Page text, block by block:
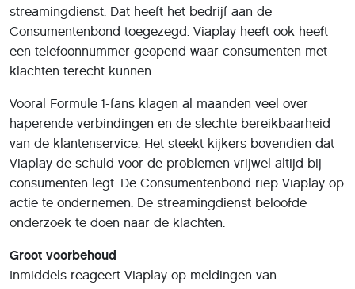
streamingdienst. Dat heeft het bedrijf aan de
Consumentenbond toegezegd. Viaplay heeft ook heeft
een telefoonnummer geopend waar consumenten met
klachten terecht kunnen.
Vooral Formule 1-fans klagen al maanden veel over
haperende verbindingen en de slechte bereikbaarheid
van de klantenservice. Het steekt kijkers bovendien dat
Viaplay de schuld voor de problemen vrijwel altijd bij
consumenten legt. De Consumentenbond riep Viaplay op
actie te ondernemen. De streamingdienst beloofde
onderzoek te doen naar de klachten.
Groot voorbehoud
Inmiddels reageert Viaplay op meldingen van